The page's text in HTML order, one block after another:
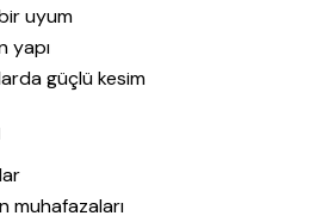
uyum
yapı
güçlü kesim
muhafazaları